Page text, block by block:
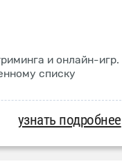
и онлайн-игр.
списку
узнать подробнее